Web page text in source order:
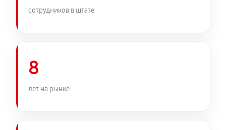
сотрудников в штате
8
лет на рынке